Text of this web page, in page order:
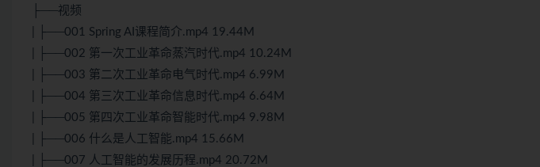
├──视频
| ├──001 Spring AI课程简介.mp4 19.44M
| ├──002 第一次工业革命蒸汽时代.mp4 10.24M
| ├──003 第二次工业革命电气时代.mp4 6.99M
| ├──004 第三次工业革命信息时代.mp4 6.64M
| ├──005 第四次工业革命智能时代.mp4 9.98M
| ├──006 什么是人工智能.mp4 15.66M
| ├──007 人工智能的发展历程.mp4 20.72M